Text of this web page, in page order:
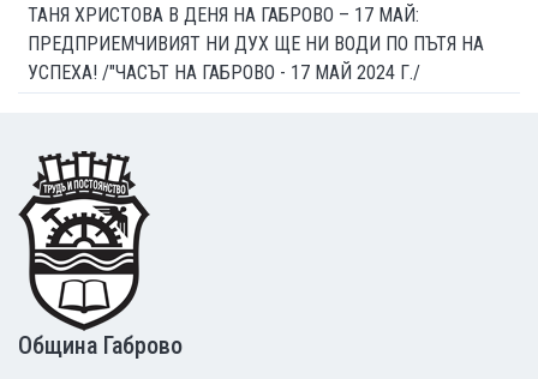
ТАНЯ ХРИСТОВА В ДЕНЯ НА ГАБРОВО – 17 МАЙ:
ПРЕДПРИЕМЧИВИЯТ НИ ДУХ ЩЕ НИ ВОДИ ПО ПЪТЯ НА
УСПЕХА! /"ЧАСЪТ НА ГАБРОВО - 17 МАЙ 2024 Г./
Footer
Община Габрово